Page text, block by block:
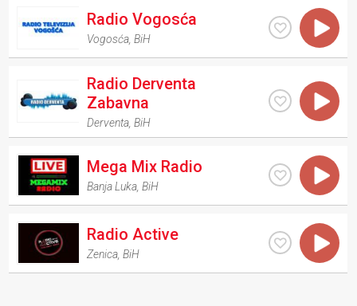
Radio Vogosća
Vogosća ,BiH
Radio Derventa
Zabavna
Derventa ,BiH
Mega Mix Radio
Banja Luka ,BiH
Radio Active
Zenica ,BiH